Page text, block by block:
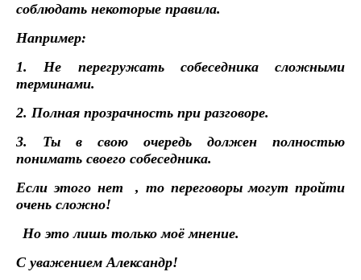
соблюдать некоторые правила.
Например:
1. Не перегружать собеседника сложными
терминами.
2. Полная прозрачность при разговоре.
3. Ты в свою очередь должен полностью
понимать своего собеседника.
Если этого нет , то переговоры могут пройти
очень сложно!
Но это лишь только моё мнение.
С уважением Александр!